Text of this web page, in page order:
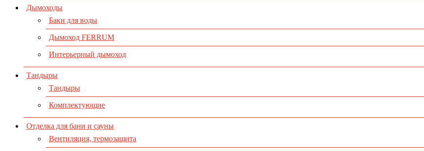
Дымоходы
Баки для воды
Дымоход FERRUM
Интерьерный дымоход
Тандыры
Тандыры
Комплектующие
Отделка для бани и сауны
Вентиляция, термозащита